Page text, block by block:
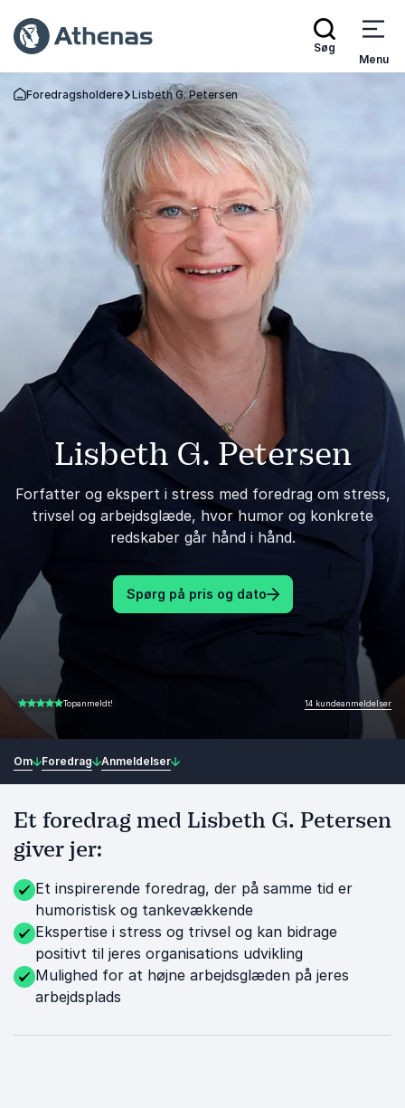
Søg
Menu
Tilbage til forsiden
Foredragsholdere Lisbeth G. Petersen
Lisbeth G. Petersen
Forfatter og ekspert i stress med foredrag om stress,
trivsel og arbejdsglæde, hvor humor og konkrete
redskaber går hånd i hånd.
Spørg på pris og dato
5.00 ud af 5Topanmeldt! 14 kundeanmeldelser
Om Foredrag Anmeldelser
Et foredrag med Lisbeth G. Petersen
giver jer:
Et inspirerende foredrag, der på samme tid er
humoristisk og tankevækkende
Ekspertise i stress og trivsel og kan bidrage
positivt til jeres organisations udvikling
Mulighed for at højne arbejdsglæden på jeres
arbejdsplads